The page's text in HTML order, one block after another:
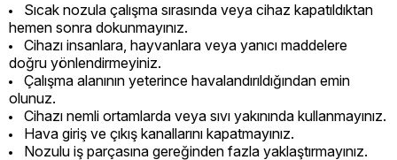
Sıcak nozula çalışma sırasında veya cihaz kapatıldıktan
hemen sonra dokunmayınız.
Cihazı insanlara, hayvanlara veya yanıcı maddelere
doğru yönlendirmeyiniz.
Çalışma alanının yeterince havalandırıldığından emin
olunuz.
Cihazı nemli ortamlarda veya sıvı yakınında kullanmayınız.
Hava giriş ve çıkış kanallarını kapatmayınız.
Nozulu iş parçasına gereğinden fazla yaklaştırmayınız.